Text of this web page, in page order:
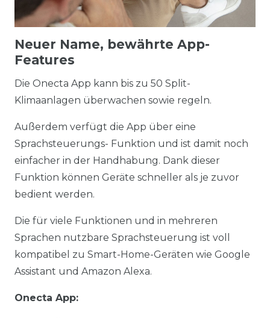
Neuer Name, bewährte App-
Features
Die Onecta App kann bis zu 50 Split-
Klimaanlagen überwachen sowie regeln.
Außerdem verfügt die App über eine
Sprachsteuerungs- Funktion und ist damit noch
einfacher in der Handhabung. Dank dieser
Funktion können Geräte schneller als je zuvor
bedient werden.
Die für viele Funktionen und in mehreren
Sprachen nutzbare Sprachsteuerung ist voll
kompatibel zu Smart-Home-Geräten wie Google
Assistant und Amazon Alexa.
Onecta App: